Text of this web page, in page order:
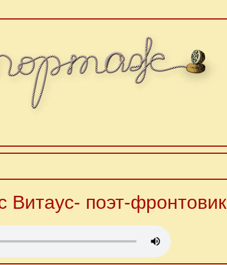
Витаус- поэт-фронтовик